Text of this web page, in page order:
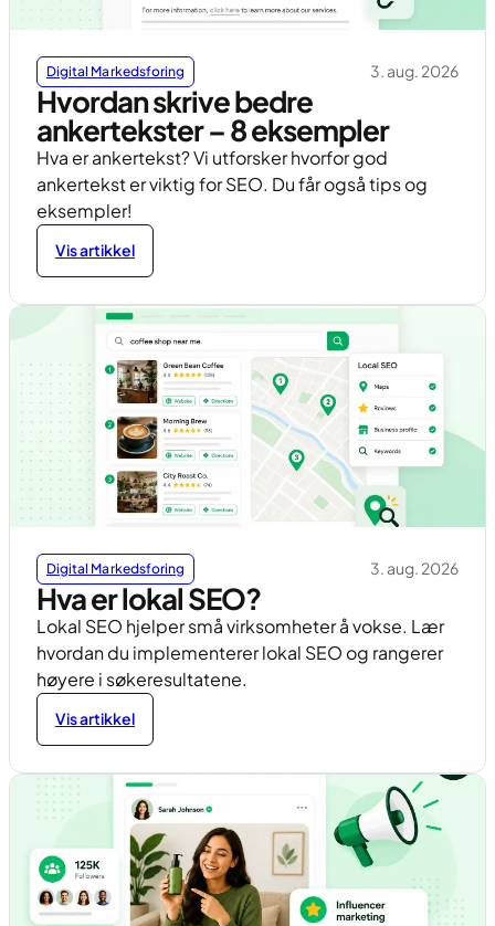
Digital Markedsforing 3. aug. 2026
Hvordan skrive bedre
ankertekster – 8 eksempler
Hva er ankertekst? Vi utforsker hvorfor god
ankertekst er viktig for SEO. Du får også tips og
eksempler!
Vis artikkel
Digital Markedsforing 3. aug. 2026
Hva er lokal SEO?
Lokal SEO hjelper små virksomheter å vokse. Lær
hvordan du implementerer lokal SEO og rangerer
høyere i søkeresultatene.
Vis artikkel